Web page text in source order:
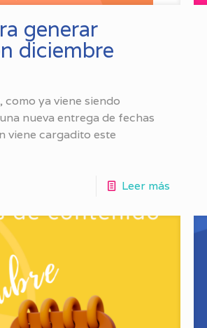
generar
diciembre
como ya viene siendo
nueva entrega de fechas
viene cargadito este
Leer más